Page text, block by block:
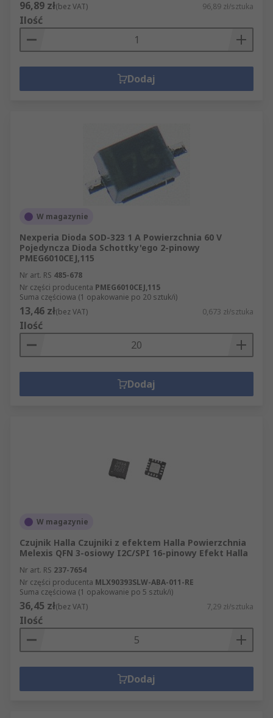
96,89 zł(bez VAT) 96,89 zł/sztuka
Ilość
Dodaj
W magazynie
Nexperia Dioda SOD-323 1 A Powierzchnia 60 V
Pojedyncza Dioda Schottky'ego 2-pinowy
PMEG6010CEJ,115
Nr art. RS 485-678
Nr części producenta PMEG6010CEJ,115
Suma częściowa (1 opakowanie po 20 sztuk/i)
13,46 zł(bez VAT) 0,673 zł/sztuka
Ilość
Dodaj
W magazynie
Czujnik Halla Czujniki z efektem Halla Powierzchnia
Melexis QFN 3-osiowy I2C/SPI 16-pinowy Efekt Halla
Nr art. RS 237-7654
Nr części producenta MLX90393SLW-ABA-011-RE
Suma częściowa (1 opakowanie po 5 sztuk/i)
36,45 zł(bez VAT) 7,29 zł/sztuka
Ilość
Dodaj